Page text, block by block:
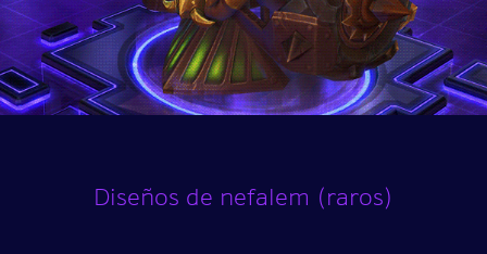
Diseños de nefalem (raros)